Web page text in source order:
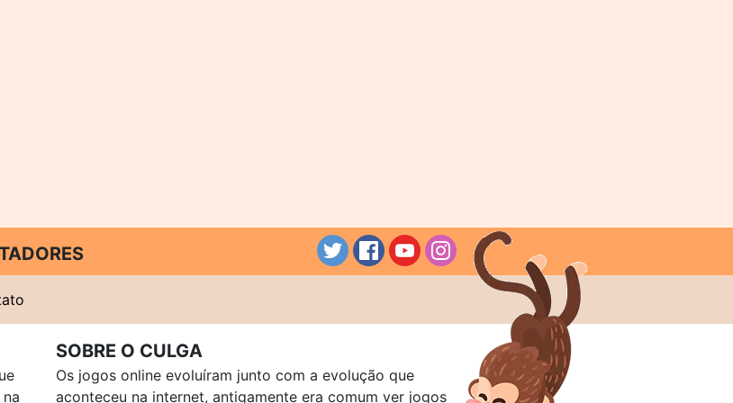
SOBRE O CULGA
Os jogos online evoluíram junto com a evolução que
aconteceu na internet, antigamente era comum ver jogos